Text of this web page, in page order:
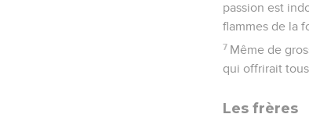
passion est
flammes de la
7 Même de
qui offrirait
Les frères